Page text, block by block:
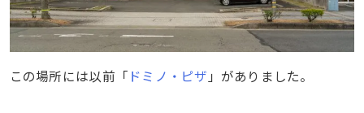
この場所には以前「 ドミノ・ピザ 」がありました。